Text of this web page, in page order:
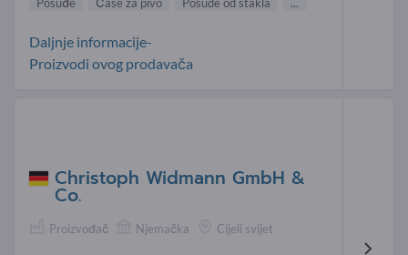
Daljnje informacije-
Proizvodi ovog prodavača
Christoph Widmann GmbH &
Co.
Proizvođač Njemačka Cijeli svijet